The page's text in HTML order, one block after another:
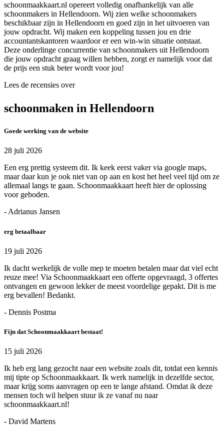
schoonmaakkaart.nl opereert volledig onafhankelijk van alle
schoonmakers in Hellendoorn. Wij zien welke schoonmakers
beschikbaar zijn in Hellendoorn en goed zijn in het uitvoeren van
jouw opdracht. Wij maken een koppeling tussen jou en drie
accountantskantoren waardoor er een win-win situatie ontstaat.
Deze onderlinge concurrentie van schoonmakers uit Hellendoorn
die jouw opdracht graag willen hebben, zorgt er namelijk voor dat
de prijs een stuk beter wordt voor jou!
Lees de recensies over
schoonmaken in Hellendoorn
Goede werking van de website
28 juli 2026
Een erg prettig systeem dit. Ik keek eerst vaker via google maps,
maar daar kun je ook niet van op aan en kost het heel veel tijd om ze
allemaal langs te gaan. Schoonmaakkaart heeft hier de oplossing
voor geboden.
- Adrianus Jansen
erg betaalbaar
19 juli 2026
Ik dacht werkelijk de volle mep te moeten betalen maar dat viel echt
reuze mee! Via Schoonmaakkaart een offerte opgevraagd, 3 offertes
ontvangen en gewoon lekker de meest voordelige gepakt. Dit is me
erg bevallen! Bedankt.
- Dennis Postma
Fijn dat Schoonmaakkaart bestaat!
15 juli 2026
Ik heb erg lang gezocht naar een website zoals dit, totdat een kennis
mij tipte op Schoonmaakkaart. Ik werk namelijk in dezelfde sector,
maar krijg soms aanvragen op een te lange afstand. Omdat ik deze
mensen toch wil helpen stuur ik ze vanaf nu naar
schoonmaakkaart.nl!
- David Martens